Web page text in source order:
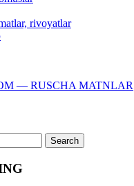
rivoyatlar
— RUSCHA MATNLAR